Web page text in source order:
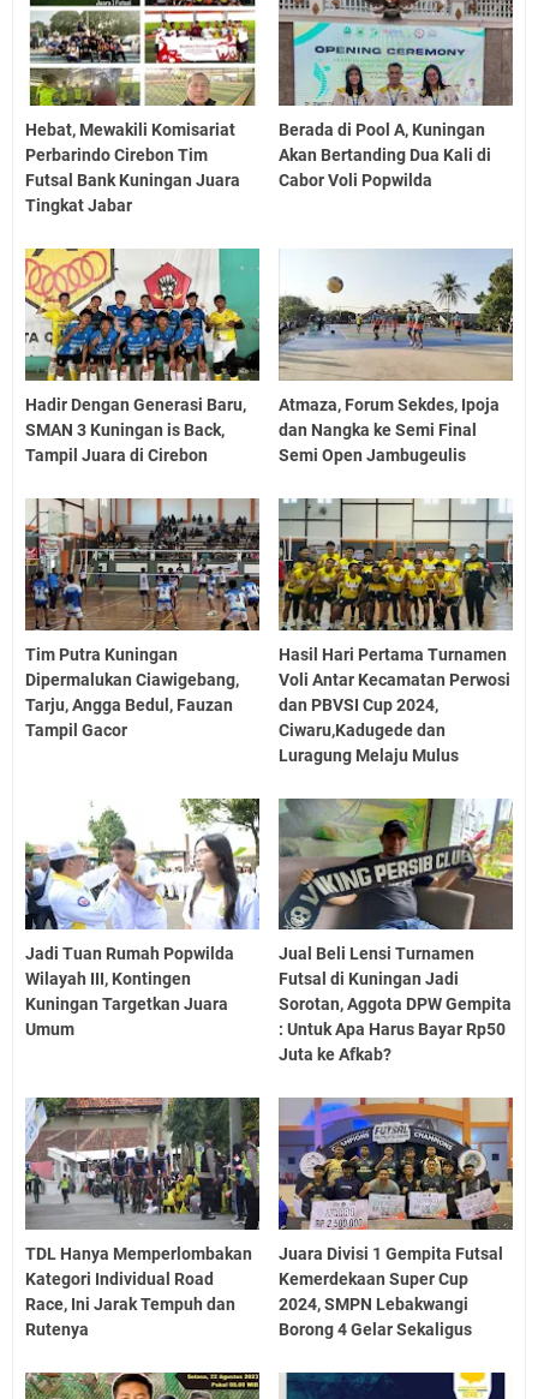
Hebat, Mewakili Komisariat
Perbarindo Cirebon Tim
Futsal Bank Kuningan Juara
Tingkat Jabar
Berada di Pool A, Kuningan
Akan Bertanding Dua Kali di
Cabor Voli Popwilda
Hadir Dengan Generasi Baru,
SMAN 3 Kuningan is Back,
Tampil Juara di Cirebon
Atmaza, Forum Sekdes, Ipoja
dan Nangka ke Semi Final
Semi Open Jambugeulis
Tim Putra Kuningan
Dipermalukan Ciawigebang,
Tarju, Angga Bedul, Fauzan
Tampil Gacor
Hasil Hari Pertama Turnamen
Voli Antar Kecamatan Perwosi
dan PBVSI Cup 2024,
Ciwaru,Kadugede dan
Luragung Melaju Mulus
Jadi Tuan Rumah Popwilda
Wilayah III, Kontingen
Kuningan Targetkan Juara
Umum
Jual Beli Lensi Turnamen
Futsal di Kuningan Jadi
Sorotan, Aggota DPW Gempita
: Untuk Apa Harus Bayar Rp50
Juta ke Afkab?
TDL Hanya Memperlombakan
Kategori Individual Road
Race, Ini Jarak Tempuh dan
Rutenya
Juara Divisi 1 Gempita Futsal
Kemerdekaan Super Cup
2024, SMPN Lebakwangi
Borong 4 Gelar Sekaligus